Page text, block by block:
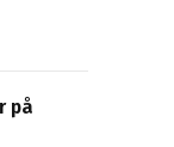
på